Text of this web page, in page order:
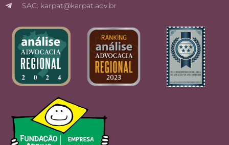
SAC: karpat@karpat.adv.br